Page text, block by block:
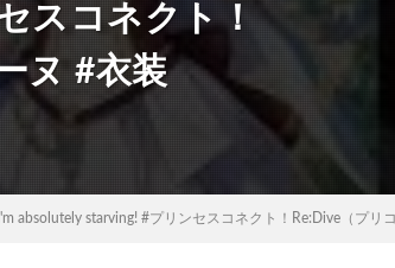
スコネクト！
ヌ #衣装
absolutely starving! #プリンセスコネクト！Re:Dive（プリ